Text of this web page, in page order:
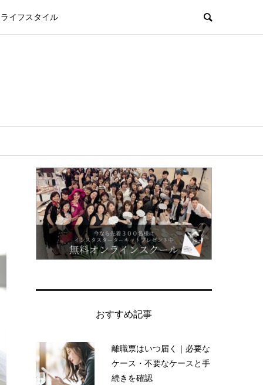
ライフスタイル
おすすめ記事
離職票はいつ届く｜必要な
ケース・不要なケースと手
続きを確認